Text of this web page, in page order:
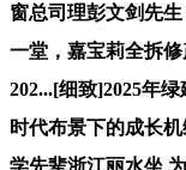
窗总司理彭文剑先
一堂，嘉宝莉全拆修
202...[细致]2025年
时代布景下的成长
学先辈浙江丽水坐